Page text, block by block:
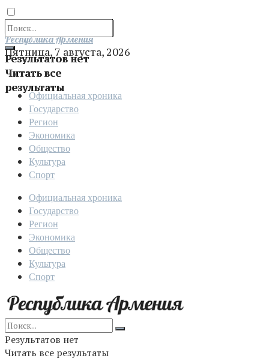
Результатов нет
Читать все
результаты
Отправить
Республика Армения
Пятница, 7 августа, 2026
Официальная хроника
Государство
Регион
Экономика
Общество
Культура
Спорт
Официальная хроника
Государство
Регион
Экономика
Общество
Культура
Спорт
Результатов нет
Читать все результаты